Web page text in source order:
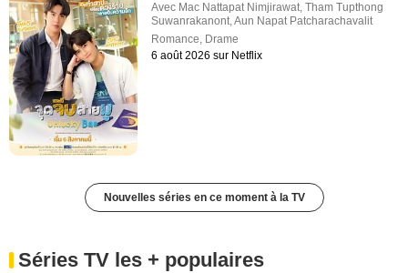
Avec Mac Nattapat Nimjirawat,Tham Tupthong
Suwanrakanont,Aun Napat Patcharachavalit
Romance, Drame
6 août 2026 sur Netflix
Nouvelles séries en ce moment à la TV
Séries TV les + populaires